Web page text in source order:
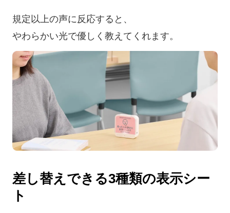
規定以上の声に反応すると、
やわらかい光で優しく教えてくれます。
差し替えできる3種類の表示シー
ト